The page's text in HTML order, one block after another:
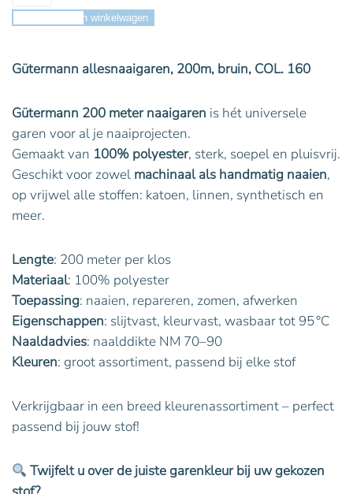
Toevoegen aan winkelwagen
Gütermann allesnaaigaren, 200m, bruin, COL. 160
Gütermann 200 meter naaigaren is hét universele
garen voor al je naaiprojecten.
Gemaakt van 100% polyester, sterk, soepel en pluisvrij.
Geschikt voor zowel machinaal als handmatig naaien,
op vrijwel alle stoffen: katoen, linnen, synthetisch en
meer.
Lengte: 200 meter per klos
Materiaal: 100% polyester
Toepassing: naaien, repareren, zomen, afwerken
Eigenschappen: slijtvast, kleurvast, wasbaar tot 95 °C
Naaldadvies: naalddikte NM 70–90
Kleuren: groot assortiment, passend bij elke stof
Verkrijgbaar in een breed kleurenassortiment – perfect
passend bij jouw stof!
Twijfelt u over de juiste garenkleur bij uw gekozen